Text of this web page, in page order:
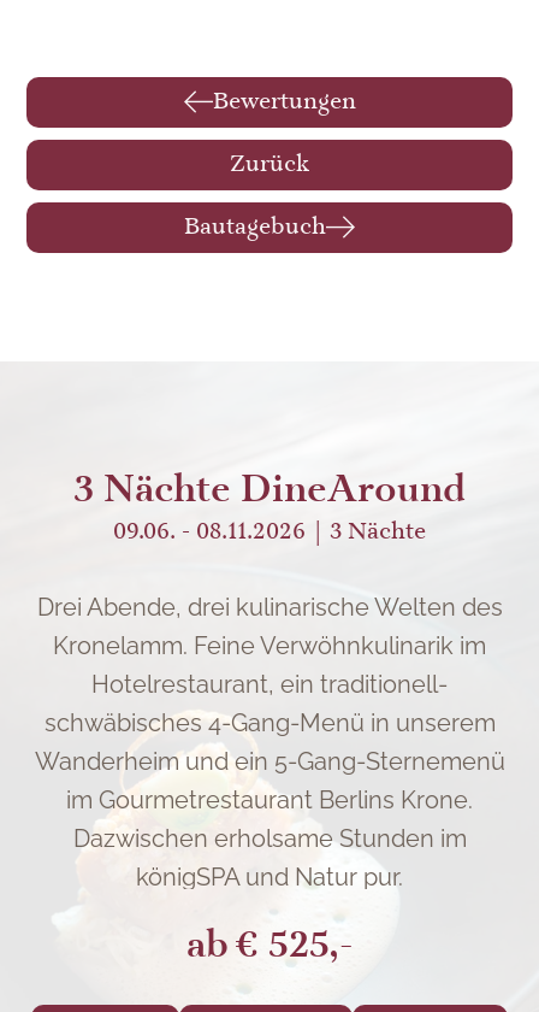
Bewertungen
Zurück
Bautagebuch
3 Nächte DineAround
09.06. - 08.11.2026 3 Nächte
Drei Abende, drei kulinarische Welten des
Kronelamm. Feine Verwöhnkulinarik im
Hotelrestaurant, ein traditionell-
schwäbisches 4-Gang-Menü in unserem
Wanderheim und ein 5-Gang-Sternemenü
im Gourmetrestaurant Berlins Krone.
Dazwischen erholsame Stunden im
königSPA und Natur pur.
ab € 525,-